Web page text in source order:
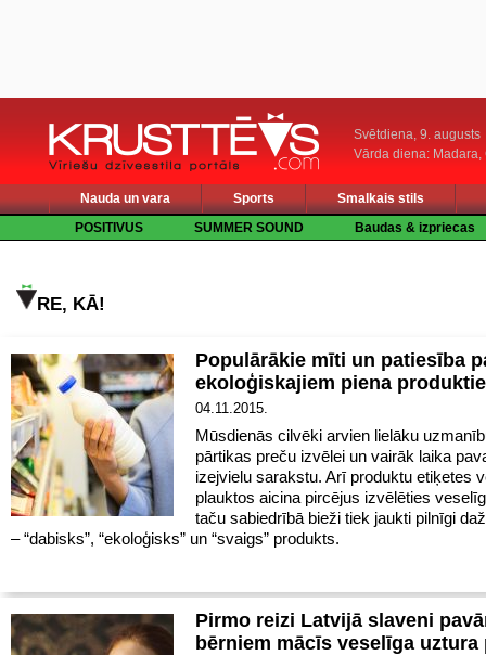
Svētdiena, 9. augusts
Vārda diena: Madara,
Nauda un vara Sports
Smalkais stils
POSITIVUS
SUMMER SOUND Baudas & izpriecas
RE, KĀ!
Populārākie mīti un patiesība
ekoloģiskajiem piena
04.11.2015.
Mūsdienās cilvēki arvien lielāku
pārtikas preču izvēlei un vairāk laika
izejvielu sarakstu. Arī produktu etiķetes
plauktos aicina pircējus izvēlēties
taču sabiedrībā bieži tiek jaukti pilnīgi
– “dabisks”, “ekoloģisks” un “svaigs” produkts.
Pirmo reizi Latvijā slaveni
bērniem mācīs veselīga uztura